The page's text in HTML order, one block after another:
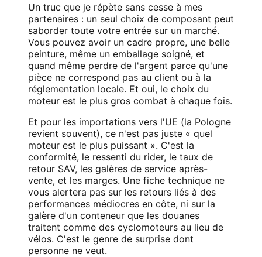
Un truc que je répète sans cesse à mes
partenaires : un seul choix de composant peut
saborder toute votre entrée sur un marché.
Vous pouvez avoir un cadre propre, une belle
peinture, même un emballage soigné, et
quand même perdre de l'argent parce qu'une
pièce ne correspond pas au client ou à la
réglementation locale. Et oui, le choix du
moteur est le plus gros combat à chaque fois.
Et pour les importations vers l'UE (la Pologne
revient souvent), ce n'est pas juste « quel
moteur est le plus puissant ». C'est la
conformité, le ressenti du rider, le taux de
retour SAV, les galères de service après-
vente, et les marges. Une fiche technique ne
vous alertera pas sur les retours liés à des
performances médiocres en côte, ni sur la
galère d'un conteneur que les douanes
traitent comme des cyclomoteurs au lieu de
vélos. C'est le genre de surprise dont
personne ne veut.